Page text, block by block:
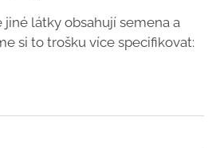
jiné látky obsahují semena a
si to trošku více specifikovat: